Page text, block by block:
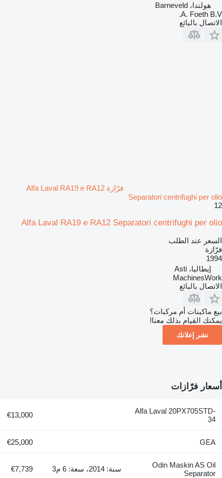
هولندا، Barneveld
A. Foeth B.V.
الاتصال بالبائع
فرّازة Alfa Laval RA19 e RA12
Separatori centrifughi per olio
12
Alfa Laval RA19 e RA12 Separatori centrifughi per olio
السعر عند الطلب
فرّازة
1994
إيطاليا، Asti
MachinesWork
الاتصال بالبائع
بيع ماكينات أم مركبات؟
يمكنك القيام بذلك معنا!
نشر إعلانك
أسعار فرّازات
Alfa Laval 20PX705STD-
34
€13,000
GEA
€25,000
Odin Maskin AS Oil
Separator
سنة: 2014، سعة: 6 م3 €7,739